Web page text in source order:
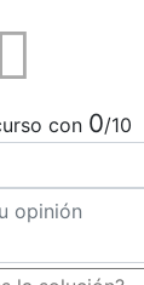
con 0/10